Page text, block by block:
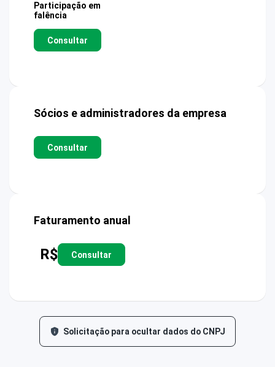
Participação em
falência
Consultar
Sócios e administradores da empresa
Consultar
Faturamento anual
R$ Consultar
Solicitação para ocultar dados do CNPJ